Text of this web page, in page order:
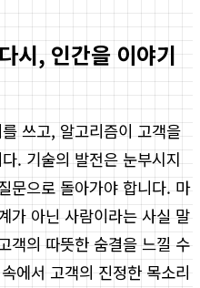
시, 인간을 이야기
쓰고, 알고리즘이 고객을
. 기술의 발전은 눈부시지
문으로 돌아가야 합니다. 마
가 아닌 사람이라는 사실 말
객의 따뜻한 숨결을 느낄 수
에서 고객의 진정한 목소리